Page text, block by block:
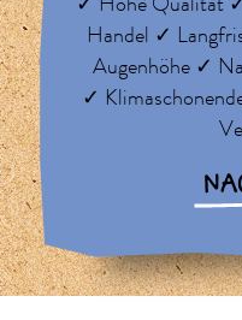
Handel ✓
Augenhöhe ✓
✓